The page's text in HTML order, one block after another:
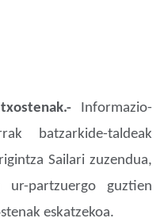
Informazio-
batzarkide-taldeak
Sailari zuzendua,
partzuergo guztien
eskatzekoa.